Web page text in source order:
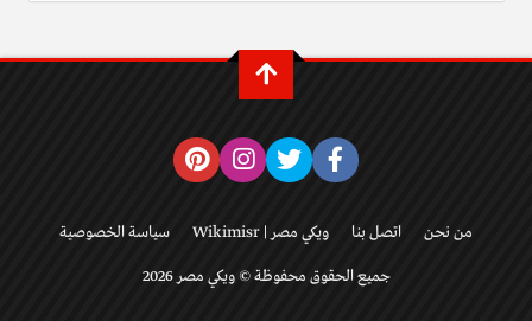
من نحن اتصل بنا ويكي مصر | Wikimisr سياسة الخصوصية
جميع الحقوق محفوظة © ويكي مصر 2026